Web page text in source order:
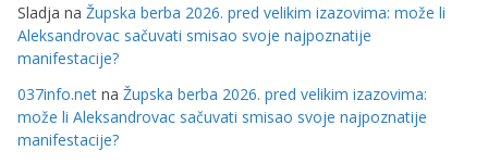
Sladja na Župska berba 2026. pred velikim izazovima: može li
Aleksandrovac sačuvati smisao svoje najpoznatije
manifestacije?
037info.net na Župska berba 2026. pred velikim izazovima:
može li Aleksandrovac sačuvati smisao svoje najpoznatije
manifestacije?